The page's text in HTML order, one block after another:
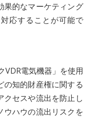
果的なマーケティング
応することが可能で
VDR電気機器」を使用
の知的財産権に関する
クセスや流出を防止し
ウハウの流出リスクを